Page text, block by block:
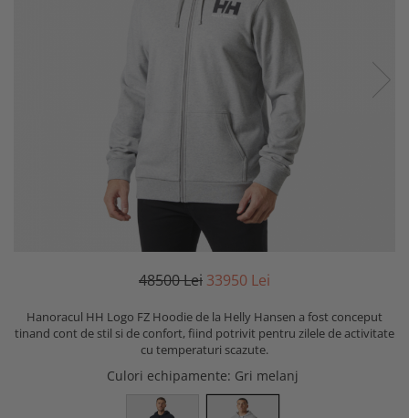
48500Lei 33950 Lei
Hanoracul HH Logo FZ Hoodie de la Helly Hansen a fost conceput
tinand cont de stil si de confort, fiind potrivit pentru zilele de activitate
cu temperaturi scazute.
Culori echipamente: Gri melanj